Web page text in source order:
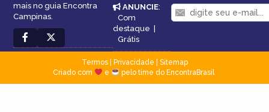
mais no guia Encontra
Campinas.
ANUNCIE:
Com
destaque |
Grátis
Termos| Privacidade
Sitemap
Criado com
e pelo time do EncontraBrasil